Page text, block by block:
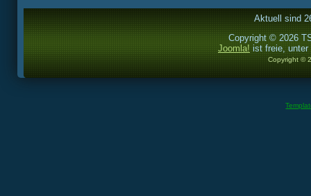
Aktuell sind
Copyright © 2026
Joomla! ist freie,
Copyright ©